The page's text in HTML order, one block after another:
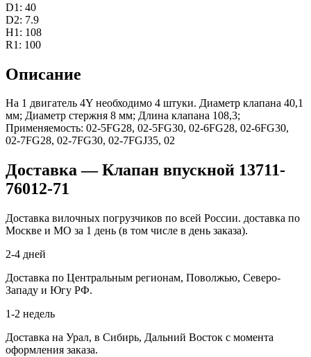
D1: 40
D2: 7.9
H1: 108
R1: 100
Описание
На 1 двигатель 4Y необходимо 4 штуки. Диаметр клапана 40,1
мм; Диаметр стержня 8 мм; Длина клапана 108,3;
Применяемость: 02‑5FG28, 02‑5FG30, 02‑6FG28, 02‑6FG30,
02‑7FG28, 02‑7FG30, 02‑7FGJ35, 02
Доставка — Клапан впускной 13711-
76012-71
Доставка вилочных погрузчиков по всей России. доставка по
Москве и МО за 1 день (в том числе в день заказа).
2-4 дней
Доставка по Центральным регионам, Поволжью, Северо-
Западу и Югу РФ.
1-2 недель
Доставка на Урал, в Сибирь, Дальний Восток с момента
оформления заказа.